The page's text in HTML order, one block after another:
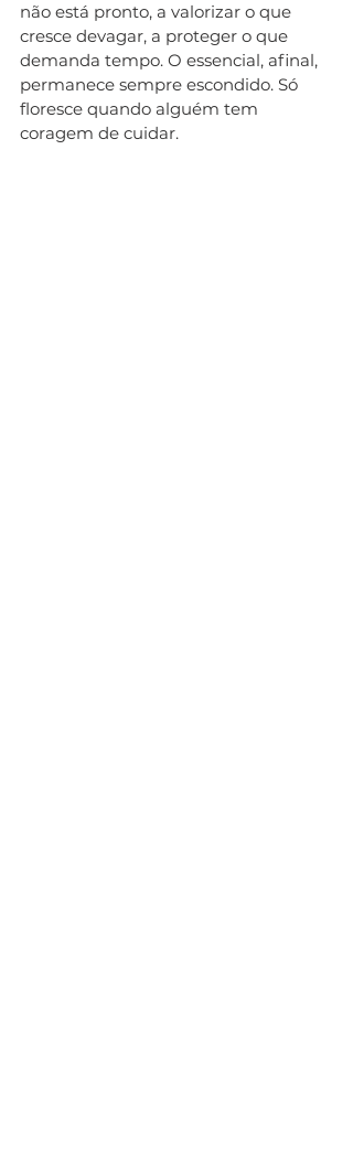
não está pronto, a valorizar o que
cresce devagar, a proteger o que
demanda tempo. O essencial, afinal,
permanece sempre escondido. Só
floresce quando alguém tem
coragem de cuidar.